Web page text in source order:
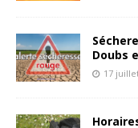
Doubs
17